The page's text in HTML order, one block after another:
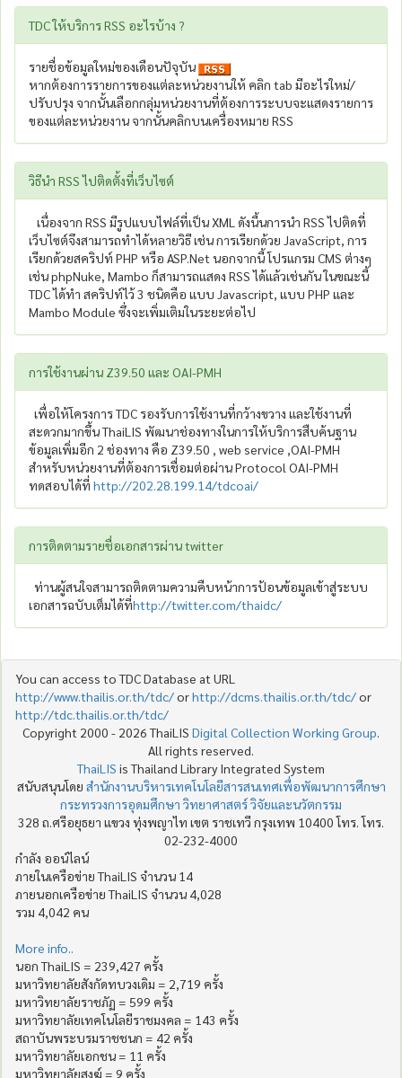
TDC ให้บริการ RSS อะไรบ้าง ?
รายชื่อข้อมูลใหม่ของเดือนปัจุบัน
หากต้องการรายการของแต่ละหน่วยงานให้ คลิก tab มีอะไรใหม่/
ปรับปรุง จากนั้นเลือกกลุ่มหน่วยงานที่ต้องการระบบจะแสดงรายการ
ของแต่ละหน่วยงาน จากนั้นคลิกบนเครื่องหมาย RSS
วิธีนำ RSS ไปติดตั้งที่เว็บไซต์
เนื่องจาก RSS มีรูปแบบไฟล์ที่เป็น XML ดังนี้นการนำ RSS ไปติดที่
เว็บไซต์จึงสามารถทำได้หลายวิธี เช่น การเรียกด้วย JavaScript, การ
เรียกด้วยสคริปท์ PHP หรือ ASP.Net นอกจากนี้ โปรแกรม CMS ต่างๆ
เช่น phpNuke, Mambo ก็สามารถแสดง RSS ได้แล้วเช่นกัน ในขณะนี้
TDC ได้ทำ สคริปท์ไว้ 3 ชนิดคือ แบบ Javascript, แบบ PHP และ
Mambo Module ซึ่งจะเพิ่มเติมในระยะต่อไป
การใช้งานผ่าน Z39.50 และ OAI-PMH
เพื่อให้โครงการ TDC รองรับการใช้งานที่กว้างขวาง และใช้งานที่
สะดวกมากขึ้น ThaiLIS พัฒนาช่องทางในการให้บริการสืบค้นฐาน
ข้อมูลเพิ่มอีก 2 ช่องทาง คือ Z39.50 , web service ,OAI-PMH
สำหรับหน่วยงานที่ต้องการเชื่อมต่อผ่าน Protocol OAI-PMH
ทดสอบได้ที่ http://202.28.199.14/tdcoai/
การติดตามรายชื่อเอกสารผ่าน twitter
ท่านผู้สนใจสามารถติดตามความคืบหน้าการป้อนข้อมูลเข้าสู่ระบบ
เอกสารฉบับเต็มได้ที่http://twitter.com/thaidc/
You can access to TDC Database at URL
http://www.thailis.or.th/tdc/orhttp://dcms.thailis.or.th/tdc/or
http://tdc.thailis.or.th/tdc/
Copyright 2000 - 2026 ThaiLIS Digital Collection Working Group.
All rights reserved.
ThaiLIS is Thailand Library Integrated System
สนับสนุนโดย สำนักงานบริหารเทคโนโลยีสารสนเทศเพื่อพัฒนาการศึกษา
กระทรวงการอุดมศึกษา วิทยาศาสตร์ วิจัยและนวัตกรรม
328 ถ.ศรีอยุธยา แขวง ทุ่งพญาไท เขต ราชเทวี กรุงเทพ 10400 โทร. โทร.
02-232-4000
กำลัง ออน์ไลน์
ภายในเครือข่าย ThaiLIS จำนวน 14
ภายนอกเครือข่าย ThaiLIS จำนวน 4,028
รวม 4,042 คน
More info..
นอก ThaiLIS = 239,427 ครั้ง
มหาวิทยาลัยสังกัดทบวงเดิม = 2,719 ครั้ง
มหาวิทยาลัยราชภัฏ = 599 ครั้ง
มหาวิทยาลัยเทคโนโลยีราชมงคล = 143 ครั้ง
สถาบันพระบรมราชชนก = 42 ครั้ง
มหาวิทยาลัยเอกชน = 11 ครั้ง
มหาวิทยาลัยสงฆ์ = 9 ครั้ง